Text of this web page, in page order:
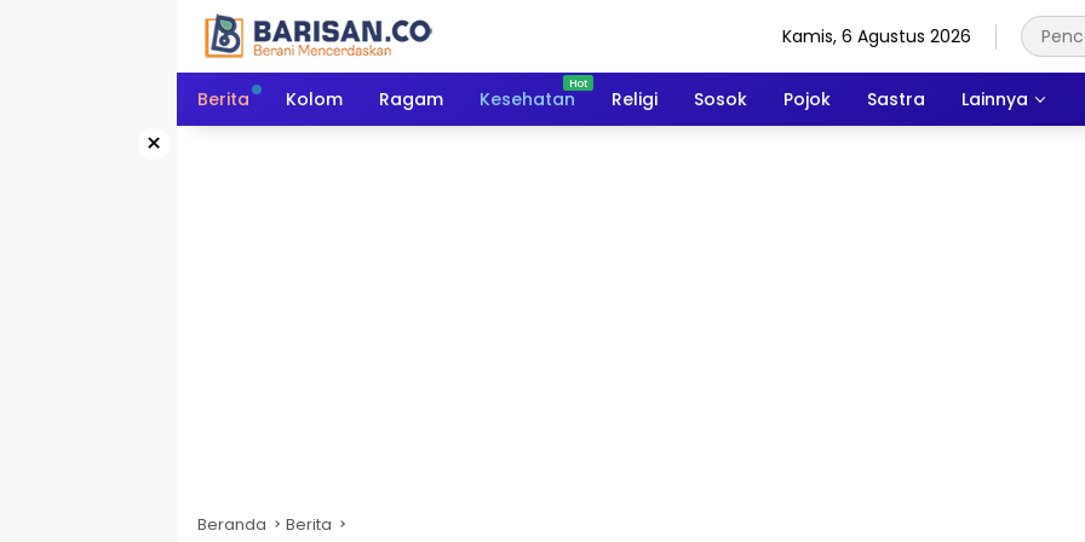
Kamis, 6 Agustus 2026
Berita Kolom Ragam Kesehatan Religi Sosok Pojok Sastra Lainnya
×
Beranda Berita